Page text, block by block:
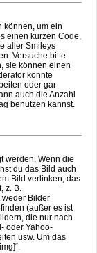
können, um ein
einen kurzen Code,
aller Smileys
Versuche bitte
sie können einen
könnte
oder gar
auch die Anzahl
benutzen kannst.
werden. Wenn die
du das Bild auch
Bild verlinken, das
z. B.
weder Bilder
(außer es ist
die nur nach
oder Yahoo-
usw. Um das